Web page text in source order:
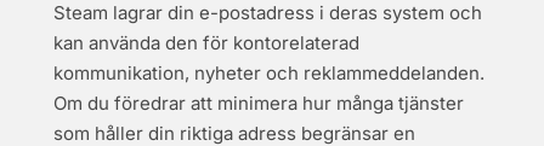
Steam lagrar din e-postadress i deras system och
kan använda den för kontorelaterad
kommunikation, nyheter och reklammeddelanden.
Om du föredrar att minimera hur många tjänster
som håller din riktiga adress begränsar en